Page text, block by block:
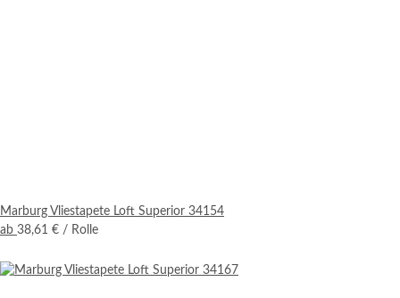
Marburg Vliestapete Loft Superior 34154
ab 38,61 € / Rolle